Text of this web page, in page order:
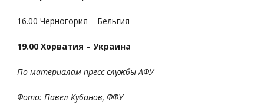
16.00 Черногория – Бельгия
19.00 Хорватия – Украина
По материалам пресс-службы АФУ
Фото: Павел Кубанов, ФФУ